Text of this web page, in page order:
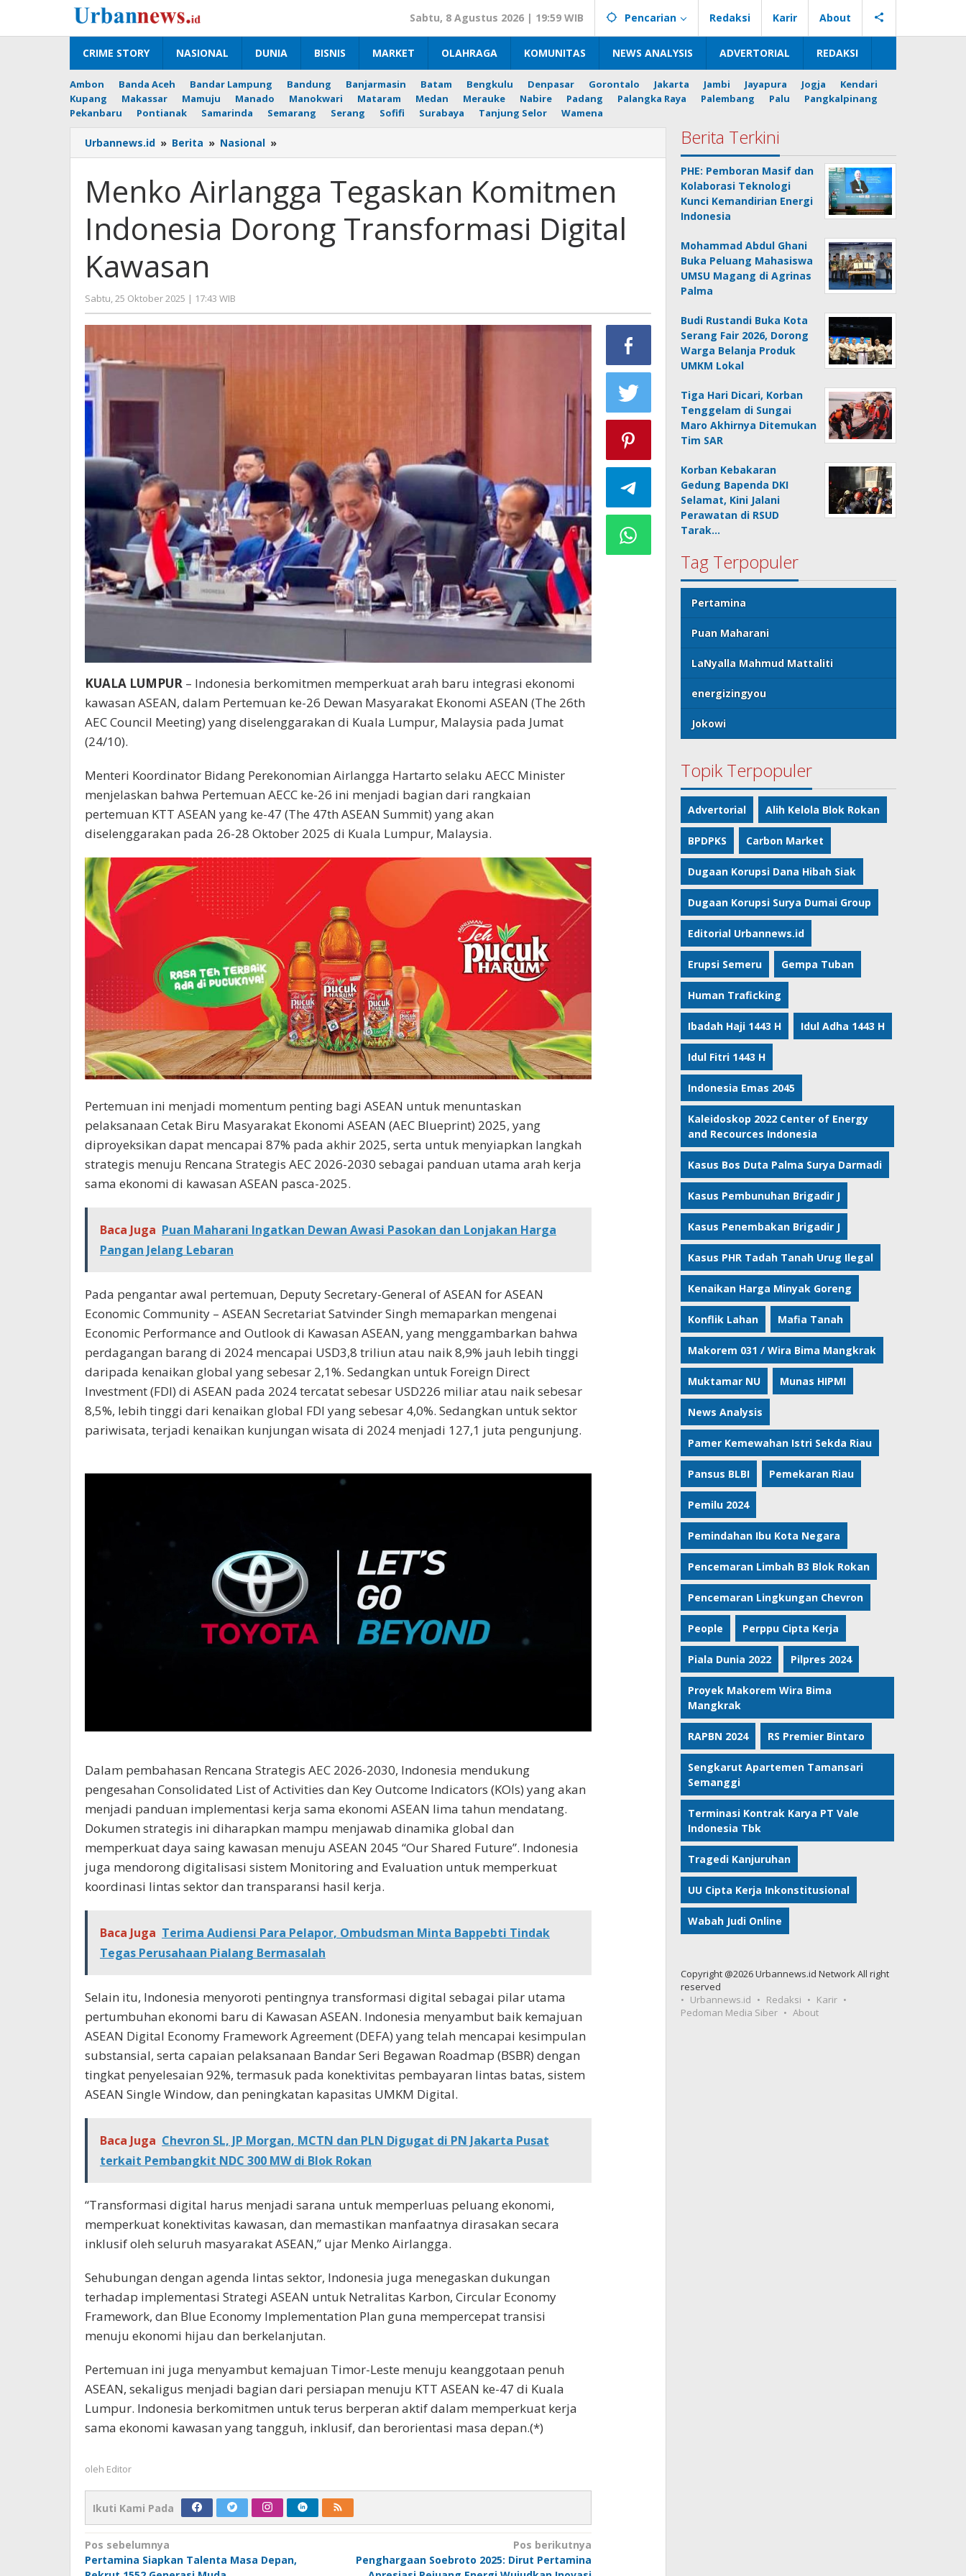
konten
Sabtu, 8 Agustus 2026 | 19:59 WIB Pencarian Redaksi Karir About
CRIME STORY NASIONAL DUNIA BISNIS MARKET OLAHRAGA KOMUNITAS NEWS ANALYSIS ADVERTORIAL REDAKSI
Ambon Banda Aceh Bandar Lampung Bandung Banjarmasin Batam Bengkulu Denpasar Gorontalo Jakarta Jambi Jayapura Jogja
Kendari
Kupang
Makassar Mamuju Manado Manokwari Mataram Medan Merauke Nabire Padang Palangka Raya Palembang Palu
Pangkalpinang
Pekanbaru
Pontianak Samarinda Semarang Serang Sofifi Surabaya Tanjung Selor Wamena
Urbannews.id » Berita » Nasional »
Airlangga
Komitmen
Indonesia
Transformasi
Menko Airlangga Tegaskan Komitmen
Indonesia Dorong Transformasi Digital
Kawasan
Sabtu, 25 Oktober 2025 | 17:43 WIB
Editor
KUALA LUMPUR – Indonesia berkomitmen memperkuat arah baru integrasi ekonomi
kawasan ASEAN, dalam Pertemuan ke-26 Dewan Masyarakat Ekonomi ASEAN (The 26th
AEC Council Meeting) yang diselenggarakan di Kuala Lumpur, Malaysia pada Jumat
(24/10).
Menteri Koordinator Bidang Perekonomian Airlangga Hartarto selaku AECC Minister
menjelaskan bahwa Pertemuan AECC ke-26 ini menjadi bagian dari rangkaian
pertemuan KTT ASEAN yang ke-47 (The 47th ASEAN Summit) yang akan
diselenggarakan pada 26-28 Oktober 2025 di Kuala Lumpur, Malaysia.
Pertemuan ini menjadi momentum penting bagi ASEAN untuk menuntaskan
pelaksanaan Cetak Biru Masyarakat Ekonomi ASEAN (AEC Blueprint) 2025, yang
diproyeksikan dapat mencapai 87% pada akhir 2025, serta untuk menyiapkan langkah
strategis menuju Rencana Strategis AEC 2026-2030 sebagai panduan utama arah kerja
sama ekonomi di kawasan ASEAN pasca-2025.
Baca Juga Puan Maharani Ingatkan Dewan Awasi Pasokan dan Lonjakan Harga
Pangan Jelang Lebaran
Pada pengantar awal pertemuan, Deputy Secretary-General of ASEAN for ASEAN
Economic Community – ASEAN Secretariat Satvinder Singh memaparkan mengenai
Economic Performance and Outlook di Kawasan ASEAN, yang menggambarkan bahwa
perdagangan barang di 2024 mencapai USD3,8 triliun atau naik 8,9% jauh lebih tinggi
daripada kenaikan global yang sebesar 2,1%. Sedangkan untuk Foreign Direct
Investment (FDI) di ASEAN pada 2024 tercatat sebesar USD226 miliar atau naik sebesar
8,5%, lebih tinggi dari kenaikan global FDI yang sebesar 4,0%. Sedangkan untuk sektor
pariwisata, terjadi kenaikan kunjungan wisata di 2024 menjadi 127,1 juta pengunjung.
Dalam pembahasan Rencana Strategis AEC 2026-2030, Indonesia mendukung
pengesahan Consolidated List of Activities dan Key Outcome Indicators (KOIs) yang akan
menjadi panduan implementasi kerja sama ekonomi ASEAN lima tahun mendatang.
Dokumen strategis ini diharapkan mampu menjawab dinamika global dan
memperkuat daya saing kawasan menuju ASEAN 2045 “Our Shared Future”. Indonesia
juga mendorong digitalisasi sistem Monitoring and Evaluation untuk memperkuat
koordinasi lintas sektor dan transparansi hasil kerja.
Baca Juga Terima Audiensi Para Pelapor, Ombudsman Minta Bappebti Tindak
Tegas Perusahaan Pialang Bermasalah
Selain itu, Indonesia menyoroti pentingnya transformasi digital sebagai pilar utama
pertumbuhan ekonomi baru di Kawasan ASEAN. Indonesia menyambut baik kemajuan
ASEAN Digital Economy Framework Agreement (DEFA) yang telah mencapai kesimpulan
substansial, serta capaian pelaksanaan Bandar Seri Begawan Roadmap (BSBR) dengan
tingkat penyelesaian 92%, termasuk pada konektivitas pembayaran lintas batas, sistem
ASEAN Single Window, dan peningkatan kapasitas UMKM Digital.
Baca Juga Chevron SL, JP Morgan, MCTN dan PLN Digugat di PN Jakarta Pusat
terkait Pembangkit NDC 300 MW di Blok Rokan
“Transformasi digital harus menjadi sarana untuk memperluas peluang ekonomi,
memperkuat konektivitas kawasan, dan memastikan manfaatnya dirasakan secara
inklusif oleh seluruh masyarakat ASEAN,” ujar Menko Airlangga.
Sehubungan dengan agenda lintas sektor, Indonesia juga menegaskan dukungan
terhadap implementasi Strategi ASEAN untuk Netralitas Karbon, Circular Economy
Framework, dan Blue Economy Implementation Plan guna mempercepat transisi
menuju ekonomi hijau dan berkelanjutan.
Pertemuan ini juga menyambut kemajuan Timor-Leste menuju keanggotaan penuh
ASEAN, sekaligus menjadi bagian dari persiapan menuju KTT ASEAN ke-47 di Kuala
Lumpur. Indonesia berkomitmen untuk terus berperan aktif dalam memperkuat kerja
sama ekonomi kawasan yang tangguh, inklusif, dan berorientasi masa depan.(*)
oleh Editor
Ikuti Kami Pada
Navigasi
pos
Pos sebelumnya
Pertamina Siapkan Talenta Masa Depan,
Pos berikutnya
Penghargaan Soebroto 2025: Dirut Pertamina
Berita Terkini
PHE: Pemboran Masif dan
Kolaborasi Teknologi
Kunci Kemandirian Energi
Indonesia
Mohammad Abdul Ghani
Buka Peluang Mahasiswa
UMSU Magang di Agrinas
Palma
Budi Rustandi Buka Kota
Serang Fair 2026, Dorong
Warga Belanja Produk
UMKM Lokal
Tiga Hari Dicari, Korban
Tenggelam di Sungai
Maro Akhirnya Ditemukan
Tim SAR
Korban Kebakaran
Gedung Bapenda DKI
Selamat, Kini Jalani
Perawatan di RSUD
Tarak…
Tag Terpopuler
Pertamina
Puan Maharani
LaNyalla Mahmud Mattaliti
energizingyou
Jokowi
Topik Terpopuler
Advertorial Alih Kelola Blok Rokan
BPDPKS Carbon Market
Dugaan Korupsi Dana Hibah Siak
Dugaan Korupsi Surya Dumai Group
Editorial Urbannews.id
Erupsi Semeru Gempa Tuban
Human Traficking
Ibadah Haji 1443 H Idul Adha 1443 H
Idul Fitri 1443 H
Indonesia Emas 2045
Kaleidoskop 2022 Center of Energy
and Recources Indonesia
Kasus Bos Duta Palma Surya Darmadi
Kasus Pembunuhan Brigadir J
Kasus Penembakan Brigadir J
Kasus PHR Tadah Tanah Urug Ilegal
Kenaikan Harga Minyak Goreng
Konflik Lahan Mafia Tanah
Makorem 031 / Wira Bima Mangkrak
Muktamar NU Munas HIPMI
News Analysis
Pamer Kemewahan Istri Sekda Riau
Pansus BLBI Pemekaran Riau
Pemilu 2024
Pemindahan Ibu Kota Negara
Pencemaran Limbah B3 Blok Rokan
Pencemaran Lingkungan Chevron
People Perppu Cipta Kerja
Piala Dunia 2022 Pilpres 2024
Proyek Makorem Wira Bima
Mangkrak
RAPBN 2024 RS Premier Bintaro
Sengkarut Apartemen Tamansari
Semanggi
Terminasi Kontrak Karya PT Vale
Indonesia Tbk
Tragedi Kanjuruhan
UU Cipta Kerja Inkonstitusional
Wabah Judi Online
Copyright @2026 Urbannews.id Network All right
reserved
Urbannews.id
Redaksi
Karir
Pedoman Media Siber
About